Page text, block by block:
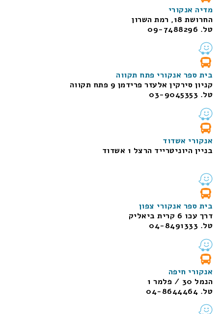
מדיה אנקורי
החרושת 18, רמת השרון
טל. 09-7488296
בית ספר אנקורי פתח תקווה
קניון סירקין אלעזר פרידמן 9 פתח תקווה
טל. 03-9045353
אנקורי אשדוד
בניין היוניטרייד הרצל 1 אשדוד
בית ספר אנקורי צפון
דרך עכו 6 קרית ביאליק
טל. 04-8491333
אנקורי חיפה
הנמל 30 / פלמר 1
טל. 04-8644464